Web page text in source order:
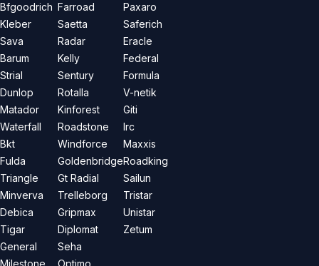
Bfgoodrich
Kleber
Sava
Barum
Strial
Dunlop
Matador
Waterfall
Bkt
Fulda
Triangle
Minverva
Debica
Tigar
General
Milestone
Farroad
Saetta
Radar
Kelly
Sentury
Rotalla
Kinforest
Roadstone
Windforce
Goldenbridge
Gt Radial
Trelleborg
Gripmax
Diplomat
Seha
Optimo
Paxaro
Saferich
Eracle
Federal
Formula
V-netik
Giti
Irc
Maxxis
Roadking
Sailun
Tristar
Unistar
Zetum